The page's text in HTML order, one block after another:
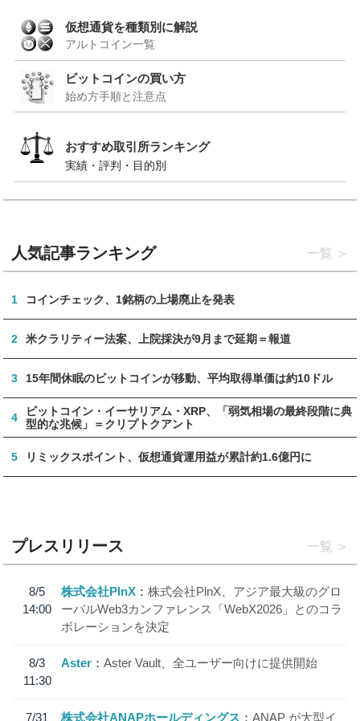
仮想通貨を種類別に解説
アルトコイン一覧
ビットコインの買い方
始め方手順と注意点
おすすめ取引所ランキング
実績・評判・目的別
人気記事ランキング 一覧
1 コインチェック、1銘柄の上場廃止を発表
2 米クラリティー法案、上院採決が9月まで延期＝報道
3 15年間休眠のビットコインが移動、平均取得単価は約10ドル
4
ビットコイン・イーサリアム・XRP、「弱気相場の最終段階に典
型的な兆候」＝クリプトクアント
5 リミックスポイント、仮想通貨運用益が累計約1.6億円に
プレスリリース 一覧
8/5
14:00
株式会社PlnX
株式会社PlnX、アジア最大級のグロ
ーバルWeb3カンファレンス「WebX2026」とのコラ
ボレーションを決定
8/3
11:30
Aster Aster Vault、全ユーザー向けに提供開始
7/31 株式会社ANAPホールディングス ANAP が大型イ